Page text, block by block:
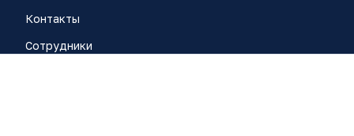
Контакты
Сотрудники